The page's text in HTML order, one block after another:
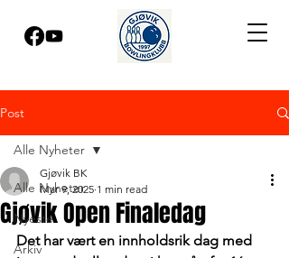
Post
Alle Nyheter
Nyeste
Arkiv
Alle Nyheter
Gjøvik Open Finaledag
Gjøvik BK
Mar 9, 2025 1 min read
Det har vært en innholdsrik dag med